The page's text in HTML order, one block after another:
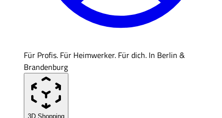
Für Profis. Für Heimwerker. Für dich. In Berlin &
Brandenburg
3D Shopping